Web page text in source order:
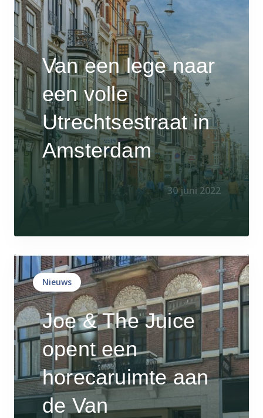
Van een lege naar
een volle
Utrechtsestraat in
Amsterdam
30 juni 2022
Nieuws
Joe & The Juice
opent een
horecaruimte aan
de Van